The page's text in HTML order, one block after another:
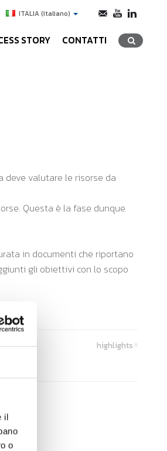
il
o
ITALIA(italiano)
STORY CONTATTI
deve valutare le risorse da
Questa è la fase dunque
in documenti che riportano
gli obiettivi con lo scopo
highlights